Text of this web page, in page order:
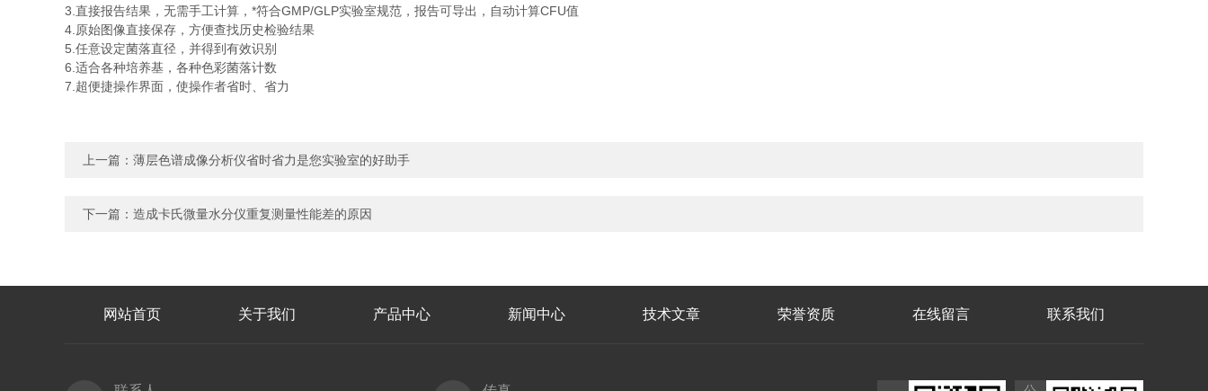
3.直接报告结果，无需手工计算，*符合GMP/GLP实验室规范，报告可导出，自动计算CFU值
4.原始图像直接保存，方便查找历史检验结果
5.任意设定菌落直径，并得到有效识别
6.适合各种培养基，各种色彩菌落计数
7.超便捷操作界面，使操作者省时、省力
上一篇： 薄层色谱成像分析仪省时省力是您实验室的好助手
下一篇： 造成卡氏微量水分仪重复测量性能差的原因
网站首页 关于我们 产品中心 新闻中心 技术文章 荣誉资质 在线留言 联系我们